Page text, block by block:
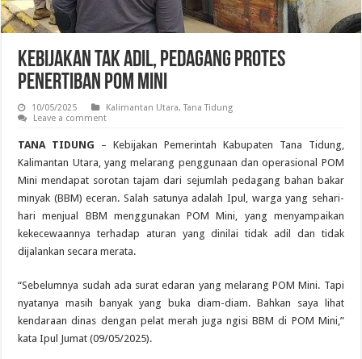
Kebijakan Tak Adil, Pedagang Protes
Penertiban POM Mini
10/05/2025 Kalimantan Utara,Tana Tidung
Leave a comment
TANA TIDUNG – Kebijakan Pemerintah Kabupaten Tana Tidung,
Kalimantan Utara, yang melarang penggunaan dan operasional POM
Mini mendapat sorotan tajam dari sejumlah pedagang bahan bakar
minyak (BBM) eceran. Salah satunya adalah Ipul, warga yang sehari-
hari menjual BBM menggunakan POM Mini, yang menyampaikan
kekecewaannya terhadap aturan yang dinilai tidak adil dan tidak
dijalankan secara merata.
“Sebelumnya sudah ada surat edaran yang melarang POM Mini. Tapi
nyatanya masih banyak yang buka diam-diam. Bahkan saya lihat
kendaraan dinas dengan pelat merah juga ngisi BBM di POM Mini,”
kata Ipul Jumat (09/05/2025).